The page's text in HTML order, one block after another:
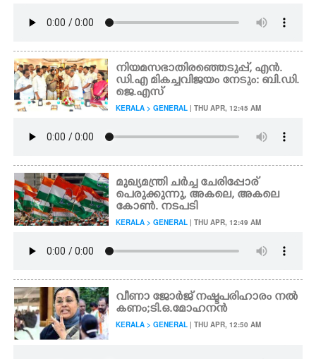
നിയമസഭാതിരഞ്ഞെടുപ്പ്,​ എൻ.
ഡി.എ മികച്ചവിജയം നേടും: ബി.ഡി.
ജെ.എസ്
KERALA > GENERAL | THU APR, 12:45 AM
മുഖ്യമന്ത്രി ചർച്ച ചേരിപ്പോര്
പെരുക്കുന്നു, അകലെ,​ അകലെ
കോൺ. നടപടി
KERALA > GENERAL | THU APR, 12:49 AM
വീണാ ജോർജ് നഷ്ടപരിഹാരം നൽ
കണം;ടി.ഒ.മോഹനൻ
KERALA > GENERAL | THU APR, 12:50 AM